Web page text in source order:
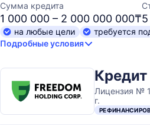
Сумма кредита
1 000 000 – 2 000 000 000₸5
на любые цели требуется
Подробные условия
Лицензия №
г.